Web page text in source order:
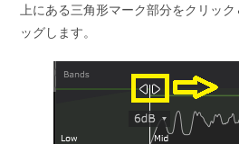
上にある三角形マーク部分をクリッ
ッグします。